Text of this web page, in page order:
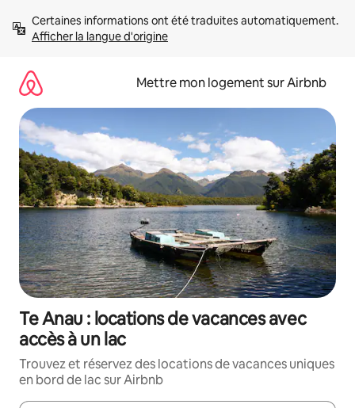
directement
Afficher la langue d'origine
Mettre mon logement sur Airbnb
Te Anau : locations de vacances avec
accès à un lac
Trouvez et réservez des locations de vacances uniques
en bord de lac sur Airbnb